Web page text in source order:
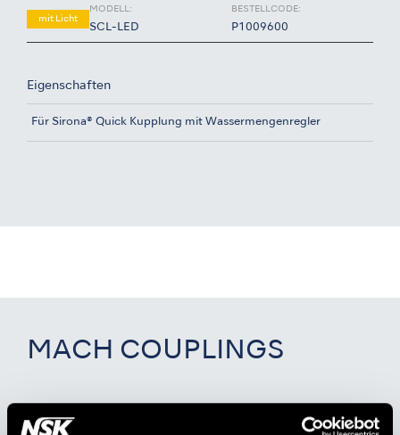
mit Licht
MODELL:
SCL-LED
BESTELLCODE:
P1009600
Eigenschaften
Für Sirona® Quick Kupplung mit Wassermengenregler
MACH COUPLINGS